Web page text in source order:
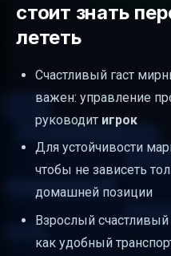
стоит знать
лететь
Счастливый гаст
важен: управление
руководит игрок
Для устойчивости
чтобы не зависеть
домашней позиции
Взрослый
как удобный